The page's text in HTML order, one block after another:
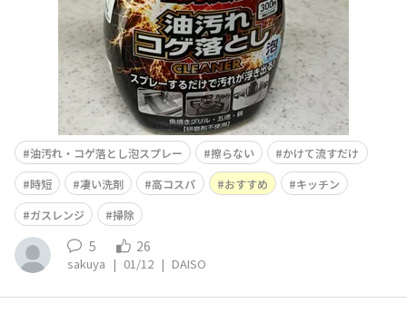
油汚れ・コゲ落とし泡スプレー 擦らない
かけて流すだけ
時短
凄い洗剤 高コスパ おすすめ
キッチン
ガスレンジ
掃除
5 26
sakuya | 01/12 | DAISO